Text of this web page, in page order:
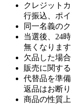
クレジット
行振込、ポ
同一名義の
当選後、24
無くなります
欠品した場
販売に関す
代替品を準
返品はお断り
商品の性質